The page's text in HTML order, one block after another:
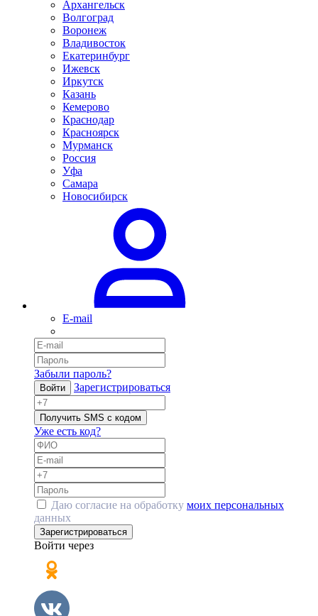
Архангельск
Волгоград
Воронеж
Владивосток
Екатеринбург
Ижевск
Иркутск
Казань
Кемерово
Краснодар
Красноярск
Мурманск
Россия
Уфа
Самара
Новосибирск
E-mail
Забыли пароль?
Войти Зарегистрироваться
Получить SMS с кодом
Уже есть код?
Даю согласие на обработку моих персональных
данных
Зарегистрироваться
Войти через